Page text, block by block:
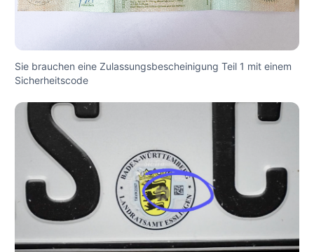
Sie brauchen eine Zulassungsbescheinigung Teil 1 mit einem
Sicherheitscode